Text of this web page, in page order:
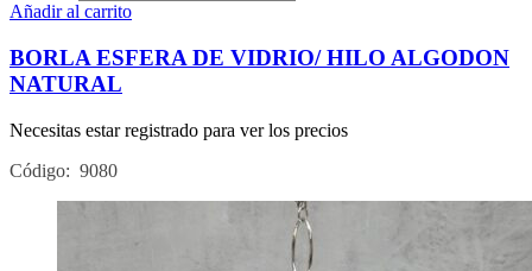
Añadir al carrito
BORLA ESFERA DE VIDRIO/ HILO ALGODON
NATURAL
Necesitas estar registrado para ver los precios
Código: 9080